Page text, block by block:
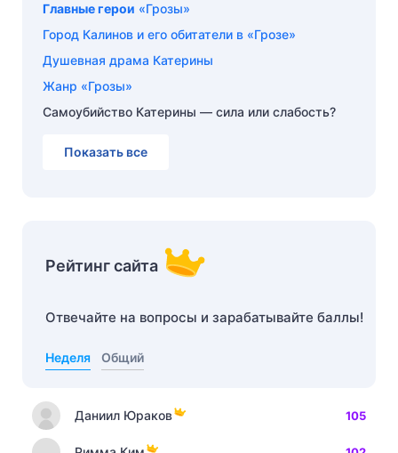
Главные герои «Грозы»
Город Калинов и его обитатели в «Грозе»
Душевная драма Катерины
Жанр «Грозы»
Самоубийство Катерины — сила или слабость?
Показать все
Рейтинг сайта
Отвечайте на вопросы и зарабатывайте баллы!
Неделя Общий
Даниил Юраков 105